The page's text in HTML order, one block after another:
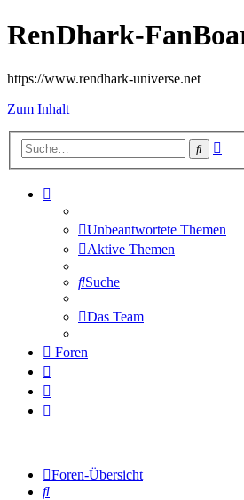
RenDhark-
https://www.rendhark-universe.net
Zum Inhalt
Suche
Unbeantwortete Themen
Aktive Themen
Suche
Das Team
Foren
Foren-Übersicht
Suche